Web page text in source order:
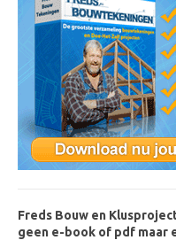
Freds Bouw en
geen e-book of pdf maar